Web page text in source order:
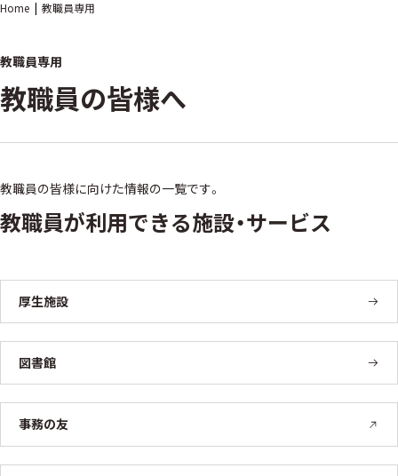
Home 教職員専用
教職員専用
教職員の皆様へ
教職員の皆様に向けた情報の一覧です。
教職員が利用できる施設・サービス
厚生施設
図書館
事務の友